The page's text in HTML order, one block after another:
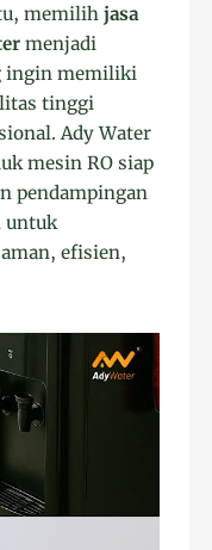
memilihjasa
menjadi
ingin memiliki
tinggi
Ady Water
mesin RO siap
pendampingan
untuk
efisien,